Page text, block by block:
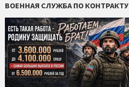
ВОЕННАЯ СЛУЖБА ПО КОНТРАКТУ